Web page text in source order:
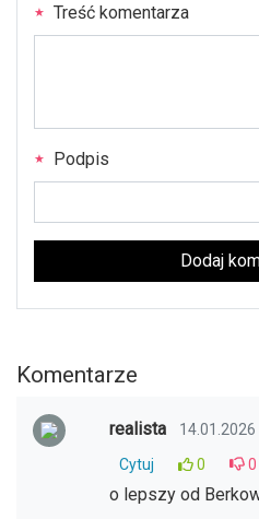
Treść komentarza
Podpis
Dodaj
Komentarze
realista 14.01.2026
Cytuj
0 0
o lepszy od